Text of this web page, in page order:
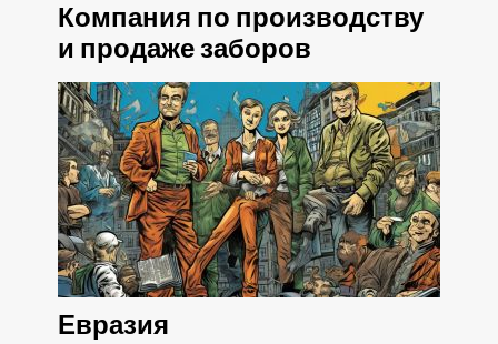
Компания по производству
и продаже заборов
Евразия